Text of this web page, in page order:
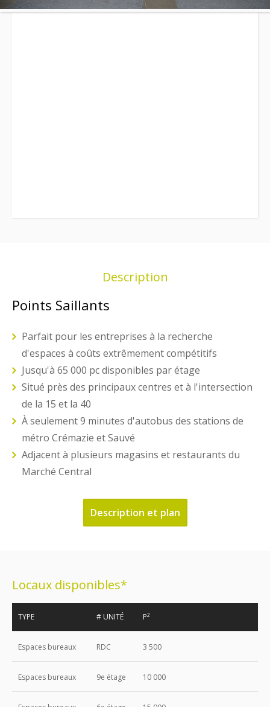
Description
Points Saillants
Parfait pour les entreprises à la recherche
d'espaces à coûts extrêmement compétitifs
Jusqu'à 65 000 pc disponibles par étage
Situé près des principaux centres et à l'intersection
de la 15 et la 40
À seulement 9 minutes d'autobus des stations de
métro Crémazie et Sauvé
Adjacent à plusieurs magasins et restaurants du
Marché Central
Description et plan
Locaux disponibles*
TYPE # UNITÉ P2
Espaces bureaux RDC 3 500
Espaces bureaux 9e étage 10 000